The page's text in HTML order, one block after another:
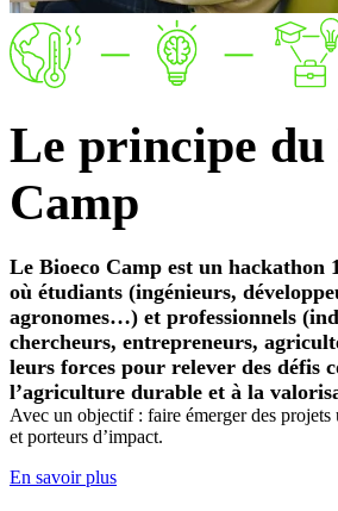
Le principe du
Camp
Le Bioeco Camp est un hackathon
où étudiants (ingénieurs,
agronomes…) et professionnels
chercheurs, entrepreneurs,
leurs forces pour relever des défis
l’agriculture durable et à la
Avec un objectif : faire émerger des projets
et porteurs d’impact.
En savoir plus